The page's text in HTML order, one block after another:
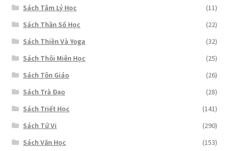
Sách Tâm Lý Học
(11)
Sách Thần Số Học
(22)
Sách Thiền Và Yoga
(32)
Sách Thôi Miên Học
(25)
Sách Tôn Giáo
(26)
Sách Trà Đạo
(28)
Sách Triết Học
(141)
Sách Tử Vi
(290)
Sách Văn Học
(153)